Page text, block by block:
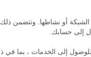
الشبكة أو نشاطها. وتتضمن
إلى حسابك.